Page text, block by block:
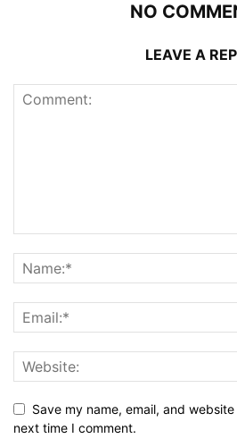
NO
LEAVE A
Save my name, email, and
next time I comment.